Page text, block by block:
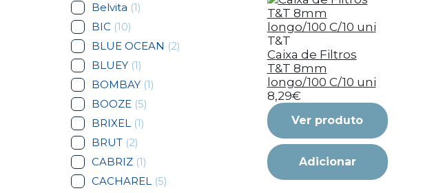
Belvita (1)
BIC (10)
BLUE OCEAN (2)
BLUEY (1)
BOMBAY (1)
BOOZE (5)
BRIXEL (1)
BRUT (2)
CABRIZ (1)
CACHAREL (5)
T&T
Caixa de Filtros
T&T 8mm
longo/100 C/10 uni
8,29€
Ver produto
Adicionar